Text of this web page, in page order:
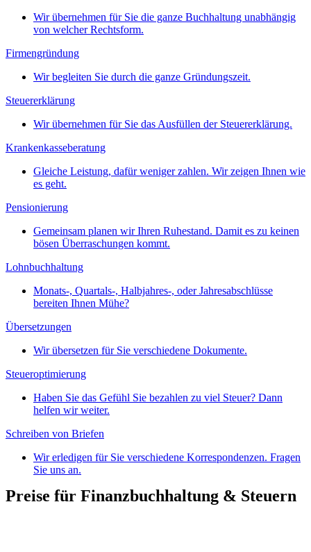
Wir übernehmen für Sie die ganze Buchhaltung unabhängig
von welcher Rechtsform.
Firmengründung
Wir begleiten Sie durch die ganze Gründungszeit.
Steuererklärung
Wir übernehmen für Sie das Ausfüllen der Steuererklärung.
Krankenkasseberatung
Gleiche Leistung, dafür weniger zahlen. Wir zeigen Ihnen wie
es geht.
Pensionierung
Gemeinsam planen wir Ihren Ruhestand. Damit es zu keinen
bösen Überraschungen kommt.
Lohnbuchhaltung
Monats-, Quartals-, Halbjahres-, oder Jahresabschlüsse
bereiten Ihnen Mühe?
Übersetzungen
Wir übersetzen für Sie verschiedene Dokumente.
Steueroptimierung
Haben Sie das Gefühl Sie bezahlen zu viel Steuer? Dann
helfen wir weiter.
Schreiben von Briefen
Wir erledigen für Sie verschiedene Korrespondenzen. Fragen
Sie uns an.
Preise für Finanzbuchhaltung & Steuern